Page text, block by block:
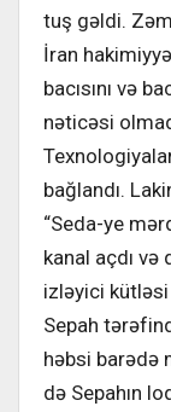
tuş gəldi.
İran
bacısını və
nəticəsi
bağlandı.
“Seda-ye
kanal açdı
izləyici kütləsi
Sepah
həbsi barədə
də Sepahın